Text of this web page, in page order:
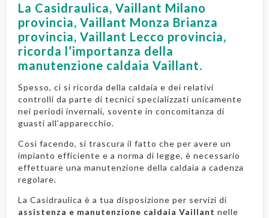
La Casidraulica, Vaillant Milano
provincia, Vaillant Monza Brianza
provincia, Vaillant Lecco provincia,
ricorda l’importanza della
manutenzione caldaia Vaillant.
Spesso, ci si ricorda della caldaia e dei relativi
controlli da parte di tecnici specializzati unicamente
nei periodi invernali, sovente in concomitanza di
guasti all’apparecchio.
Così facendo, si trascura il fatto che per avere un
impianto efficiente e a norma di legge, è necessario
effettuare una manutenzione della caldaia a cadenza
regolare.
La Casidraulica è a tua disposizione per servizi di
assistenza e manutenzione caldaia Vaillant nelle